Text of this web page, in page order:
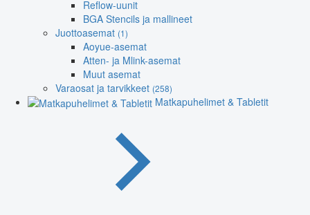
Reflow-uunit
BGA Stencils ja mallineet
Juottoasemat (1)
Aoyue-asemat
Atten- ja Mlink-asemat
Muut asemat
Varaosat ja tarvikkeet (258)
Matkapuhelimet & Tabletit